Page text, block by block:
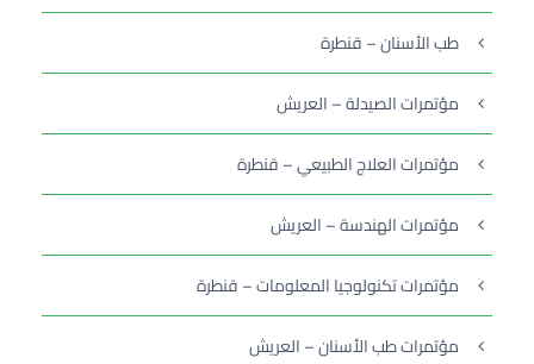
طب الأسنان – قنطرة
مؤتمرات الصيدلة – العريش
مؤتمرات العلاج الطبيعي – قنطرة
مؤتمرات الهندسة – العريش
مؤتمرات تكنولوجيا المعلومات – قنطرة
مؤتمرات طب الأسنان – العريش